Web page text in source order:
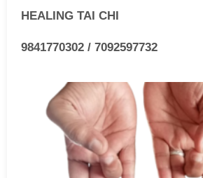
HEALING TAI CHI
9841770302 / 7092597732